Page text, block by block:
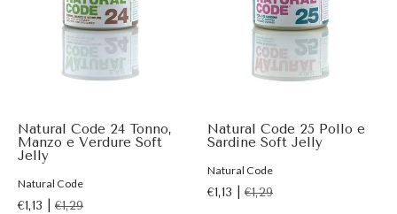
Natural Code 24 Tonno,
Manzo e Verdure Soft
Jelly
Natural Code
€1,13 | €1,29
Natural Code 25 Pollo e
Sardine Soft Jelly
Natural Code
€1,13 | €1,29